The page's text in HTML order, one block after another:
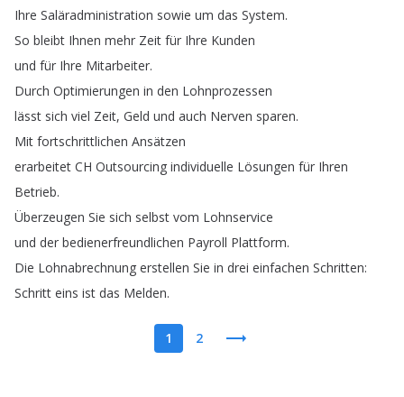
Ihre Saläradministration sowie um das System.
So bleibt Ihnen mehr Zeit für Ihre Kunden
und für Ihre Mitarbeiter.
Durch Optimierungen in den Lohnprozessen
lässt sich viel Zeit, Geld und auch Nerven sparen.
Mit fortschrittlichen Ansätzen
erarbeitet CH Outsourcing individuelle Lösungen für Ihren
Betrieb.
Überzeugen Sie sich selbst vom Lohnservice
und der bedienerfreundlichen Payroll Plattform.
Die Lohnabrechnung erstellen Sie in drei einfachen Schritten:
Schritt eins ist das Melden.
1 2